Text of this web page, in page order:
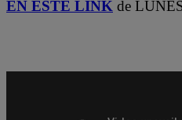
EN ESTE LINK de